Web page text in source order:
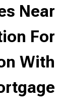
Near
For
With